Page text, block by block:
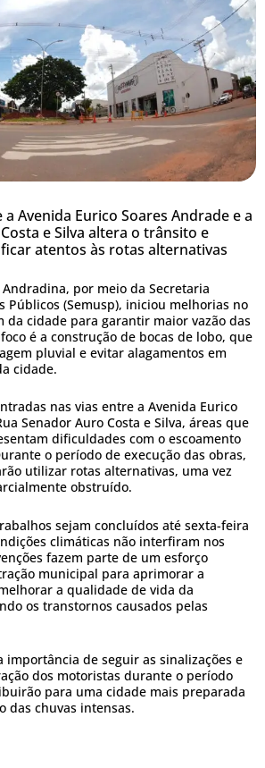
Avenida Eurico Soares Andrade e a
e Silva altera o trânsito e
atentos às rotas alternativas
por meio da Secretaria
Públicos (Semusp), iniciou melhorias no
da cidade para garantir maior vazão das
é a construção de bocas de lobo, que
pluvial e evitar alagamentos em
cidade.
nas vias entre a Avenida Eurico
Senador Auro Costa e Silva, áreas que
dificuldades com o escoamento
o período de execução das obras,
utilizar rotas alternativas, uma vez
obstruído.
sejam concluídos até sexta-feira
climáticas não interfiram nos
fazem parte de um esforço
municipal para aprimorar a
a qualidade de vida da
os transtornos causados pelas
importância de seguir as sinalizações e
dos motoristas durante o período
para uma cidade mais preparada
das chuvas intensas.